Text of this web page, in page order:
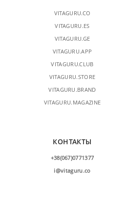
VITAGURU.CO
VITAGURU.ES
VITAGURU.GE
VITAGURU.APP
VITAGURU.CLUB
VITAGURU.STORE
VITAGURU.BRAND
VITAGURU.MAGAZINE
КОНТАКТЫ
+38(067)0771377
i@vitaguru.co